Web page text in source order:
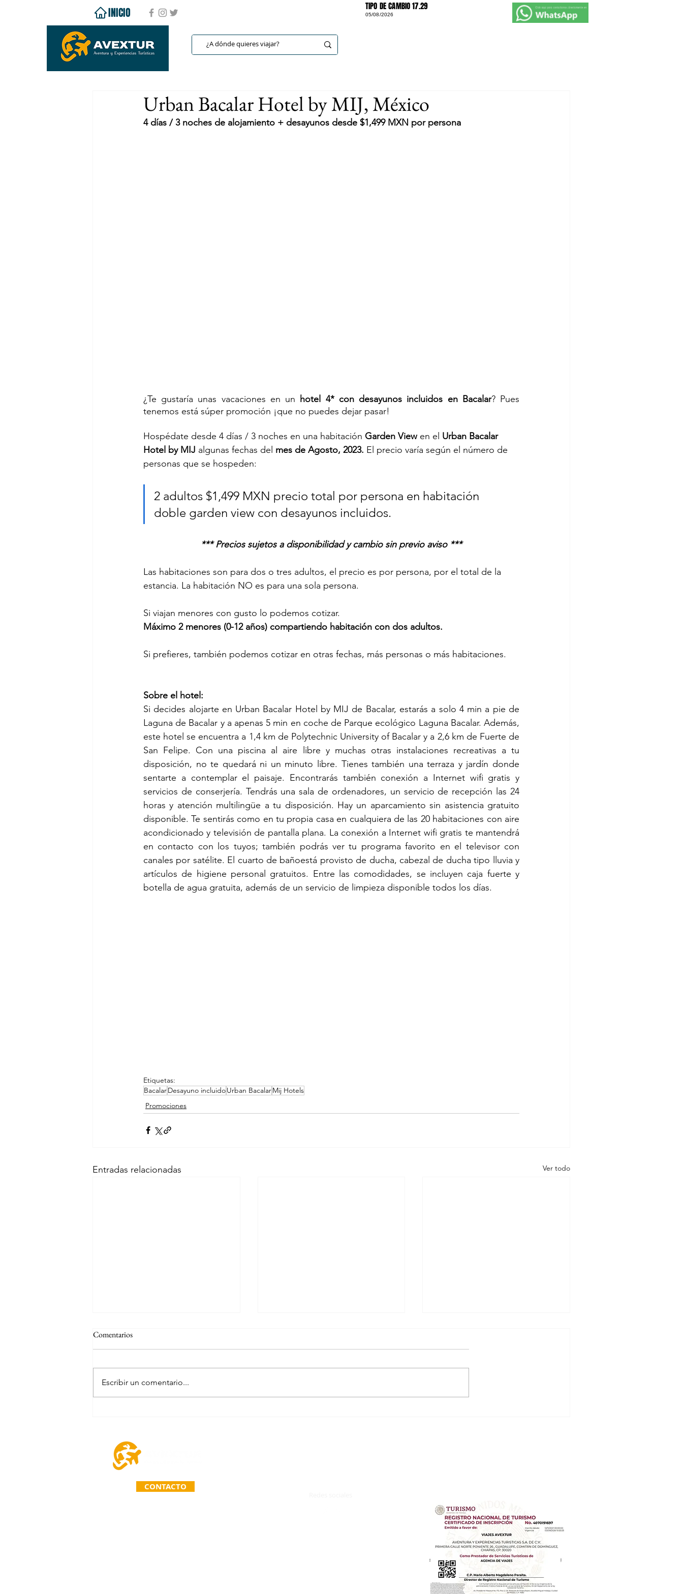
INICIO TIPO DE CAMBIO 17.29
05/08/2026
Urban Bacalar Hotel by MIJ, México
4 días / 3 noches de alojamiento + desayunos desde $1,499 MXN por persona
¿Te gustaría unas vacaciones en un hotel 4* con desayunos incluidos en Bacalar? Pues
tenemos está súper promoción ¡que no puedes dejar pasar!
Hospédate desde 4 días / 3 noches en una habitación Garden View en el Urban Bacalar
Hotel by MIJ algunas fechas del mes de Agosto, 2023. El precio varía según el número de
personas que se hospeden:
2 adultos $1,499 MXN precio total por persona en habitación
*** Precios sujetos a disponibilidad y cambio sin previo aviso ***
Las habitaciones son para dos o tres adultos, el precio es por persona, por el total de la
estancia. La habitación NO es para una sola persona.
Si viajan menores con gusto lo podemos cotizar.
Máximo 2 menores (0-12 años) compartiendo habitación con dos adultos.
Si prefieres, también podemos cotizar en otras fechas, más personas o más habitaciones.
Sobre el hotel:
Si decides alojarte en Urban Bacalar Hotel by MIJ de Bacalar, estarás a solo 4 min a pie de
Laguna de Bacalar y a apenas 5 min en coche de Parque ecológico Laguna Bacalar. Además,
este hotel se encuentra a 1,4 km de Polytechnic University of Bacalar y a 2,6 km de Fuerte de
San Felipe. Con una piscina al aire libre y muchas otras instalaciones recreativas a tu
disposición, no te quedará ni un minuto libre. Tienes también una terraza y jardín donde
sentarte a contemplar el paisaje. Encontrarás también conexión a Internet wifi gratis y
servicios de conserjería. Tendrás una sala de ordenadores, un servicio de recepción las 24
horas y atención multilingüe a tu disposición. Hay un aparcamiento sin asistencia gratuito
disponible. Te sentirás como en tu propia casa en cualquiera de las 20 habitaciones con aire
acondicionado y televisión de pantalla plana. La conexión a Internet wifi gratis te mantendrá
en contacto con los tuyos; también podrás ver tu programa favorito en el televisor con
canales por satélite. El cuarto de bañoestá provisto de ducha, cabezal de ducha tipo lluvia y
artículos de higiene personal gratuitos. Entre las comodidades, se incluyen caja fuerte y
botella de agua gratuita, además de un servicio de limpieza disponible todos los días.
Etiquetas:
BacalarDesayuno incluidoUrban BacalarMij Hotels
Promociones
Entradas relacionadas Ver todo
Comentarios
Escribir un comentario...
CONTACTO